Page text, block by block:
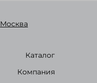
Москва
Каталог
Компания